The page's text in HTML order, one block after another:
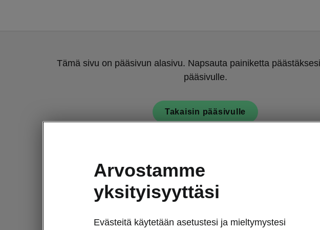
Tämä sivu on pääsivun alasivu. Napsauta painiketta
pääsivulle.
Takaisin pääsivulle
Arvostamme
yksityisyyttäsi
Evästeitä käytetään asetustesi ja mieltymystesi